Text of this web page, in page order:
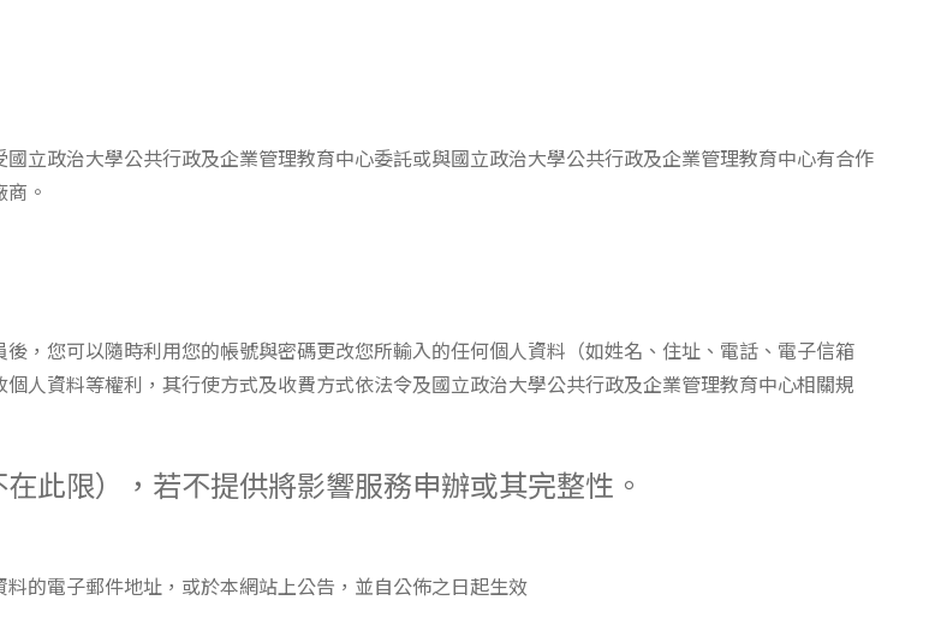
立政治大學公共行政及企業管理教育中心委託或與國立政治大學公共行政及企業管理教育中心有合作
。
，您可以隨時利用您的帳號與密碼更改您所輸入的任何個人資料（如姓名、住址、電話、電子信箱
人資料等權利，其行使方式及收費方式依法令及國立政治大學公共行政及企業管理教育中心相關規
此限），若不提供將影響服務申辦或其完整性。
的電子郵件地址，或於本網站上公告，並自公佈之日起生效